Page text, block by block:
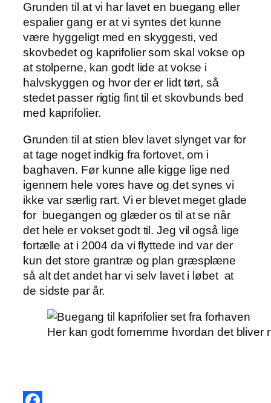
Grunden til at vi har lavet en buegang eller
espalier gang er at vi syntes det kunne
være hyggeligt med en skyggesti, ved
skovbedet og kaprifolier som skal vokse op
at stolperne, kan godt lide at vokse i
halvskyggen og hvor der er lidt tørt, så
stedet passer rigtig fint til et skovbunds bed
med kaprifolier.
Grunden til at stien blev lavet slynget var for
at tage noget indkig fra fortovet, om i
baghaven. Før kunne alle kigge lige ned
igennem hele vores have og det synes vi
ikke var særlig rart. Vi er blevet meget glade
for buegangen og glæder os til at se når
det hele er vokset godt til. Jeg vil også lige
fortælle at i 2004 da vi flyttede ind var der
kun det store grantræ og plan græsplæne
så alt det andet har vi selv lavet i løbet at
de sidste par år.
Her kan godt fornemme hvordan det bliver